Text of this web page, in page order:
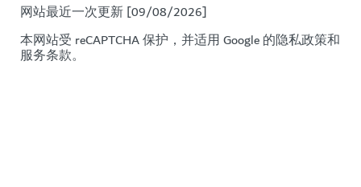
网站最近一次更新 [09/08/2026]
本网站受 reCAPTCHA 保护，并适用 Google 的隐私政策和
服务条款。